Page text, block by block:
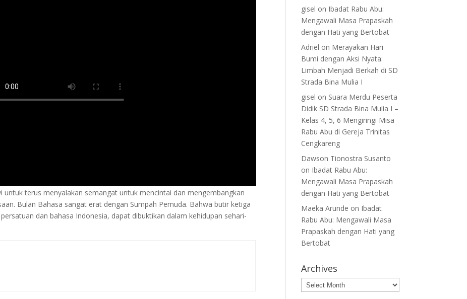
untuk terus menyalakan semangat untuk mencintai dan mengembangkan
Bulan Bahasa sangat erat dengan Sumpah Pemuda. Bahwa butir ketiga
dan bahasa Indonesia, dapat dibuktikan dalam kehidupan sehari-
gisel on Ibadat Rabu Abu:
Mengawali Masa Prapaskah
dengan Hati yang Bertobat
Adriel on Merayakan Hari
Bumi dengan Aksi Nyata:
Limbah Menjadi Berkah di SD
Strada Bina Mulia I
gisel on Suara Merdu Peserta
Didik SD Strada Bina Mulia I –
Kelas 4, 5, 6 Mengiringi Misa
Rabu Abu di Gereja Trinitas
Cengkareng
Dawson Tionostra Susanto
on Ibadat Rabu Abu:
Mengawali Masa Prapaskah
dengan Hati yang Bertobat
Maeka Arunde on Ibadat
Rabu Abu: Mengawali Masa
Prapaskah dengan Hati yang
Bertobat
Archives
Archives